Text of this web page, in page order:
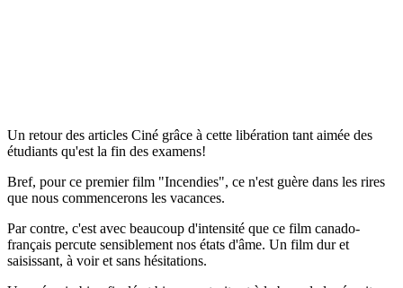
Un retour des articles Ciné grâce à cette libération tant aimée des
étudiants qu'est la fin des examens!
Bref, pour ce premier film "Incendies", ce n'est guère dans les rires
que nous commencerons les vacances.
Par contre, c'est avec beaucoup d'intensité que ce film canado-
français percute sensiblement nos états d'âme. Un film dur et
saisissant, à voir et sans hésitations.